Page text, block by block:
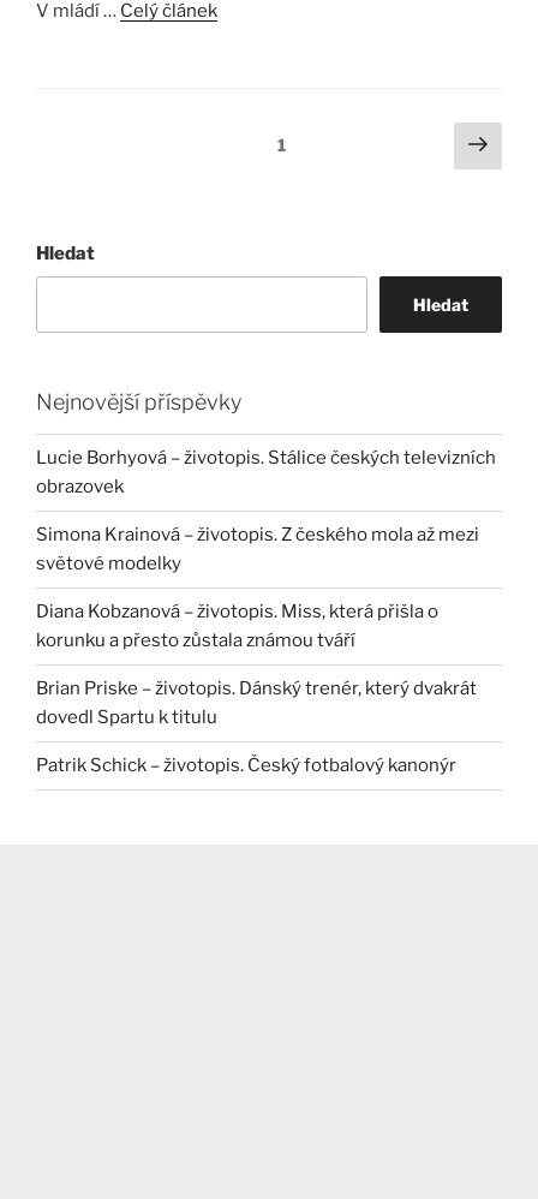
V mládí … Celý článek
Stránka:1
Další
Hledat
Hledat
Nejnovější příspěvky
Lucie Borhyová – životopis. Stálice českých televizních
obrazovek
Simona Krainová – životopis. Z českého mola až mezi
světové modelky
Diana Kobzanová – životopis. Miss, která přišla o
korunku a přesto zůstala známou tváří
Brian Priske – životopis. Dánský trenér, který dvakrát
dovedl Spartu k titulu
Patrik Schick – životopis. Český fotbalový kanonýr